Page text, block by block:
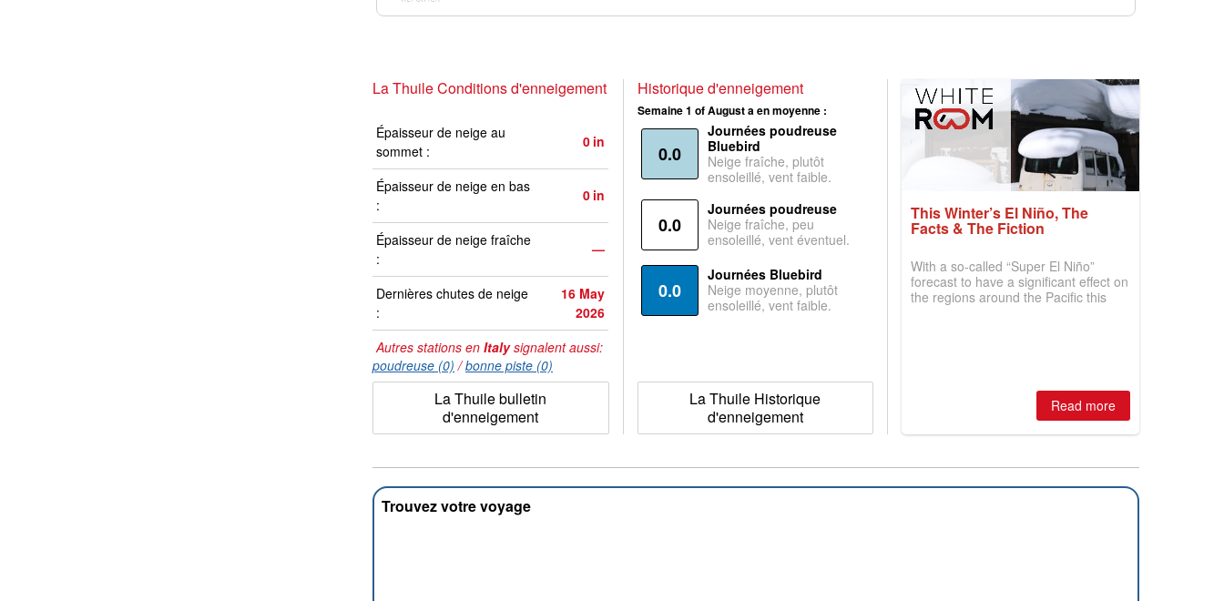
La Thuile Conditions d'enneigement
Épaisseur de neige au
sommet :
0 in
Épaisseur de neige en bas
:
0 in
Épaisseur de neige fraîche
:
—
Dernières chutes de neige
:
16 May
2026
Autres stations en Italysignalent aussi:
poudreuse (0) /bonne piste (0)
La Thuile bulletin
d'enneigement
Historique d'enneigement
Semaine 1 of August a en moyenne :
0.0
Journées poudreuse
Bluebird
Neige fraîche, plutôt
ensoleillé, vent faible.
0.0
Journées poudreuse
Neige fraîche, peu
ensoleillé, vent éventuel.
0.0
Journées Bluebird
Neige moyenne, plutôt
ensoleillé, vent faible.
La Thuile Historique
d'enneigement
This Winter’s El Niño, The
Facts & The Fiction
With a so-called “Super El Niño”
forecast to have a significant effect on
the regions around the Pacific this
Read more
Trouvez votre voyage